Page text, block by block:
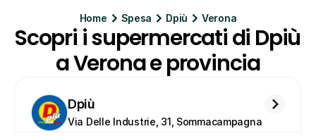
Home Spesa Dpiù Verona
Scopri i supermercati di Dpiù
a Verona e provincia
Dpiù
Via Delle Industrie, 31, Sommacampagna